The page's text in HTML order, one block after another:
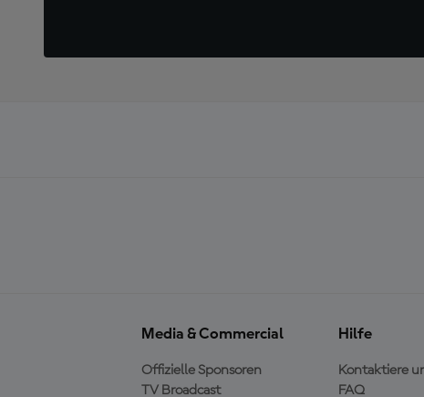
Media & Commercial
Offizielle Sponsoren
TV Broadcast
Hilfe
Kontaktiere
FAQ